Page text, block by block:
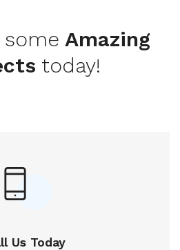
some Amazing
today!
Us Today